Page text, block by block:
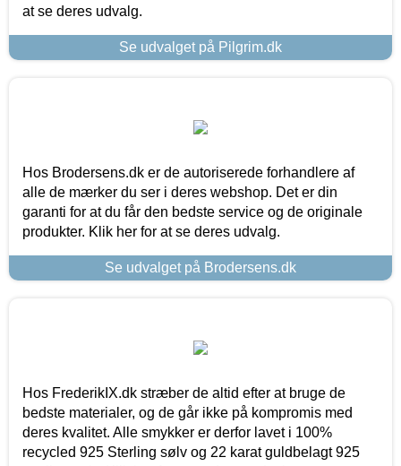
at se deres udvalg.
Se udvalget på Pilgrim.dk
Hos Brodersens.dk er de autoriserede forhandlere af
alle de mærker du ser i deres webshop. Det er din
garanti for at du får den bedste service og de originale
produkter. Klik her for at se deres udvalg.
Se udvalget på Brodersens.dk
Hos FrederikIX.dk stræber de altid efter at bruge de
bedste materialer, og de går ikke på kompromis med
deres kvalitet. Alle smykker er derfor lavet i 100%
recycled 925 Sterling sølv og 22 karat guldbelagt 925